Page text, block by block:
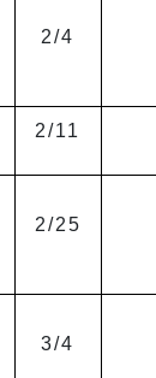
2/4
2/11
2/25
3/4